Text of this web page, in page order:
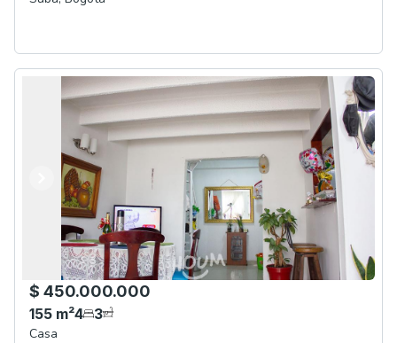
Anterior
Siguiente
$ 450.000.000
155 m²4 3
Casa